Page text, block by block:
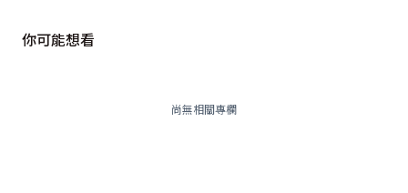
你可能想看
尚無相關專欄